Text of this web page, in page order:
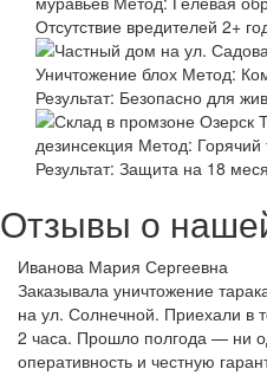
Отзывы о
Иванова Мария Сергеевна
Заказывала уничтожение
на ул. Солнечной. Приехали в
2 часа. Прошло полгода — ни
оперативность и честную